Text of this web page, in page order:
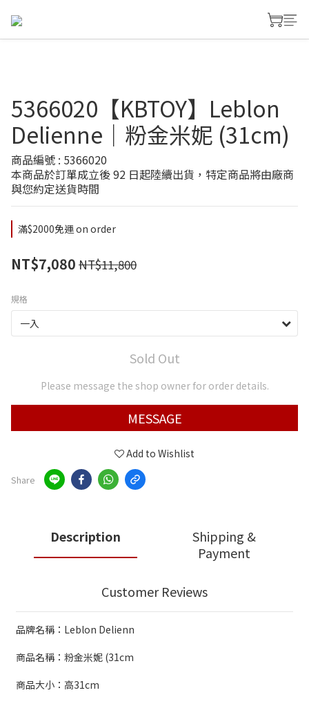
5366020【KBTOY】Leblon
Delienne｜粉金米妮 (31cm)
商品編號 : 5366020
本商品於訂單成立後 92 日起陸續出貨，特定商品將由廠商
與您約定送貨時間
滿$2000免運 on order
NT$7,080 NT$11,800
規格
Sold Out
Please message the shop owner for order details.
MESSAGE
Add to Wishlist
Share
Description
Shipping &
Payment
Customer Reviews
品牌名稱：Leblon Delienn
商品名稱：粉金米妮 (31cm
商品大小：高31cm